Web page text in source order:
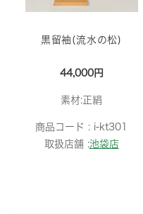
黒留袖(流水の松)
44,000円
素材:正絹
商品コード : i-kt301
取扱店舗 :池袋店